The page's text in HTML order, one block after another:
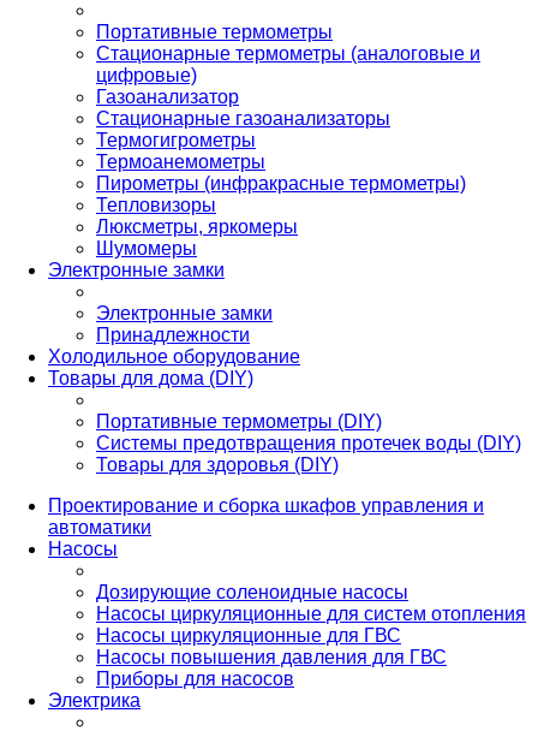
Портативные термометры
Стационарные термометры (аналоговые и
цифровые)
Газоанализатор
Стационарные газоанализаторы
Термогигрометры
Термоанемометры
Пирометры (инфракрасные термометры)
Тепловизоры
Люксметры, яркомеры
Шумомеры
Электронные замки
Электронные замки
Принадлежности
Холодильное оборудование
Товары для дома (DIY)
Портативные термометры (DIY)
Системы предотвращения протечек воды (DIY)
Товары для здоровья (DIY)
Проектирование и сборка шкафов управления и
автоматики
Насосы
Дозирующие соленоидные насосы
Насосы циркуляционные для систем отопления
Насосы циркуляционные для ГВС
Насосы повышения давления для ГВС
Приборы для насосов
Электрика